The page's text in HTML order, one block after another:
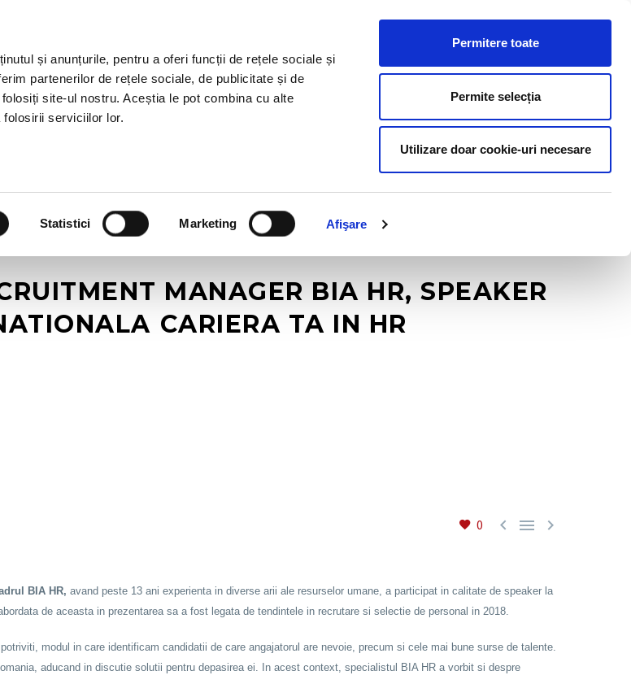
și anunțurile, pentru a oferi funcții de rețele sociale și
partenerilor de rețele sociale, de publicitate și de
site-ul nostru. Aceștia le pot combina cu alte
serviciilor lor.
Statistici Marketing Afişare
Permitere toate
Permite selecția
Utilizare doar cookie-uri necesare
CONTACT
MANAGER BIA HR, SPEAKER
CARIERA TA IN HR
0   
BIA HR, avand peste 13 ani experienta in diverse arii ale resurselor umane, a participat in calitate de speaker la
de aceasta in prezentarea sa a fost legata de tendintele in recrutare si selectie de personal in 2018.
modul in care identificam candidatii de care angajatorul are nevoie, precum si cele mai bune surse de talente.
aducand in discutie solutii pentru depasirea ei. In acest context, specialistul BIA HR a vorbit si despre